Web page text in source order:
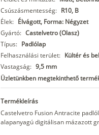
Csúszásmentesség: R10, B
Élek: Élvágott, Forma: Négyzet
Gyártó: Castelvetro (Olasz)
Típus: Padlólap
Felhasználási terület: Kültér és
Vastagság: 9,5 mm
Üzletünkben megtekinthető
Termékleírás
Castelvetro Fusion Antracite
alapanyagú digitálisan mázazott